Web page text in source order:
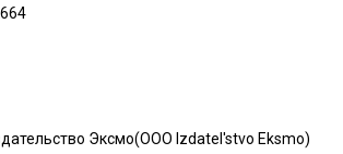
Эксмо(OOO Izdatel'stvo Eksmo)